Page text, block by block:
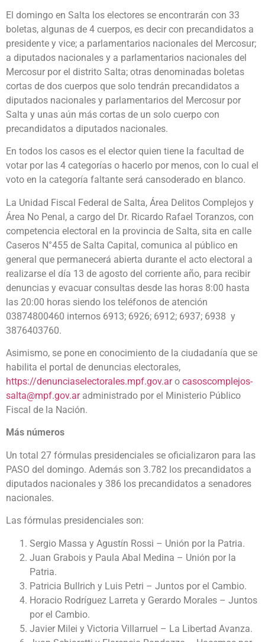
El domingo en Salta los electores se encontrarán con 33
boletas, algunas de 4 cuerpos, es decir con precandidatos a
presidente y vice; a parlamentarios nacionales del Mercosur;
a diputados nacionales y a parlamentarios nacionales del
Mercosur por el distrito Salta; otras denominadas boletas
cortas de dos cuerpos que solo tendrán precandidatos a
diputados nacionales y parlamentarios del Mercosur por
Salta y unas aún más cortas de un solo cuerpo con
precandidatos a diputados nacionales.
En todos los casos es el elector quien tiene la facultad de
votar por las 4 categorías o hacerlo por menos, con lo cual el
voto en la categoría faltante será cansoderado en blanco.
La Unidad Fiscal Federal de Salta, Área Delitos Complejos y
Área No Penal, a cargo del Dr. Ricardo Rafael Toranzos, con
competencia electoral en la provincia de Salta, sita en calle
Caseros N°455 de Salta Capital, comunica al público en
general que permanecerá abierta durante el acto electoral a
realizarse el día 13 de agosto del corriente año, para recibir
denuncias y evacuar consultas desde las horas 8:00 hasta
las 20:00 horas siendo los teléfonos de atención
03874800460 internos 6913; 6926; 6912; 6937; 6938 y
3876403760.
Asimismo, se pone en conocimiento de la ciudadanía que se
habilita el portal de denuncias electorales,
https://denunciaselectorales.mpf.gov.aro casoscomplejos-
salta@mpf.gov.aradministrado por el Ministerio Público
Fiscal de la Nación.
Más números
Un total 27 fórmulas presidenciales se oficializaron para las
PASO del domingo. Además son 3.782 los precandidatos a
diputados nacionales y 386 los precandidatos a senadores
nacionales.
Las fórmulas presidenciales son:
Sergio Massa y Agustín Rossi – Unión por la Patria.
Juan Grabois y Paula Abal Medina – Unión por la
Patria.
Patricia Bullrich y Luis Petri – Juntos por el Cambio.
Horacio Rodríguez Larreta y Gerardo Morales – Juntos
por el Cambio.
Javier Milei y Victoria Villarruel – La Libertad Avanza.